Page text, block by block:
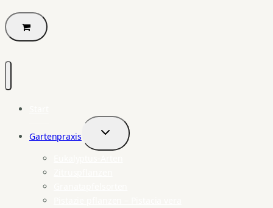
Gartenpraxis
Untermenü
umschalten